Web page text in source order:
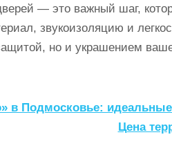
— это важный шаг,
звукоизоляцию и
но и украшением
в Подмосковье:
Цена